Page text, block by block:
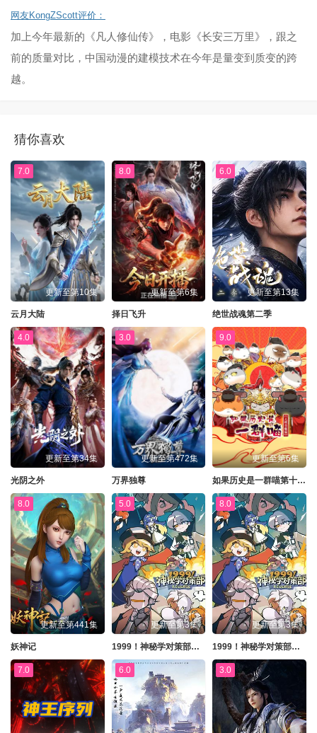
网友KongZScott评价：
加上今年最新的《凡人修仙传》，电影《长安三万里》，跟之
前的质量对比，中国动漫的建模技术在今年是量变到质变的跨
越。
猜你喜欢
7.0
更新至第10集
云月大陆
8.0
更新至第6集
择日飞升
6.0
更新至第13集
绝世战魂第二季
4.0
更新至第34集
光阴之外
3.0
更新至第472集
万界独尊
9.0
更新至第6集
如果历史是一群喵第十三季
8.0
更新至第441集
妖神记
5.0
更新至第3集
1999！神秘学对策部国语
8.0
更新至第3集
1999！神秘学对策部英语
7.0 6.0 3.0